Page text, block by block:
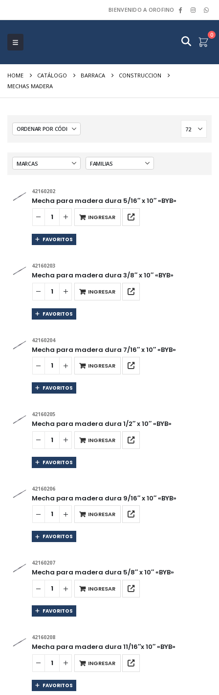
BIENVENIDO A OROFINO
0
HOME CATÁLOGO BARRACA
CONSTRUCCION
MECHAS MADERA
42160202
Mecha para madera dura 5/16″ x 10″ «BYB»
INGRESAR
FAVORITOS
42160203
Mecha para madera dura 3/8″ x 10″ «BYB»
INGRESAR
FAVORITOS
42160204
Mecha para madera dura 7/16″ x 10″ «BYB»
INGRESAR
FAVORITOS
42160205
Mecha para madera dura 1/2″ x 10″ «BYB»
INGRESAR
FAVORITOS
42160206
Mecha para madera dura 9/16″ x 10″ «BYB»
INGRESAR
FAVORITOS
42160207
Mecha para madera dura 5/8″ x 10″ «BYB»
INGRESAR
FAVORITOS
42160208
Mecha para madera dura 11/16″x 10″ «BYB»
INGRESAR
FAVORITOS